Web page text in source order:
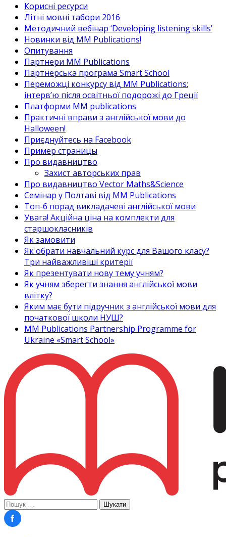
Корисні ресурси
Літні мовні табори 2016
Методичний вебінар ‘Developing listening skills’
Новинки від MM Publications!
Опитування
Партнери MM Publications
Партнерська програма Smart School
Переможці конкурсу від MM Publications:
інтерв’ю після освітньої подорожі до Греції
Платформи MM publications
Практичні вправи з англійської мови до
Halloween!
Приєднуйтесь на Facebook
Пример страницы
Про видавництво
Захист авторських прав
Про видавництво Vector Maths&Science
Семінар у Полтаві від MM Publications
Топ-6 порад викладачеві англійської мови
Увага! Акційна ціна на комплекти для
старшокласників
Як замовити
Як обрати навчальний курс для Вашого класу?
Три найважливіші критерії
Як презентувати нову тему учням?
Як учням зберегти знання англійської мови
влітку?
Яким має бути підручник з англійської мови для
початкової школи НУШ?
MM Publications Partnership Programme for
Ukraine «Smart School»
Пошук: